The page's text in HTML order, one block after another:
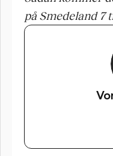
på Smedeland 7